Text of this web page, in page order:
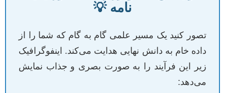
نامه 💡
تصور کنید یک مسیر علمی گام به گام که شما را از
داده خام به دانش نهایی هدایت می‌کند. اینفوگرافیک
زیر این فرآیند را به صورت بصری و جذاب نمایش
می‌دهد: